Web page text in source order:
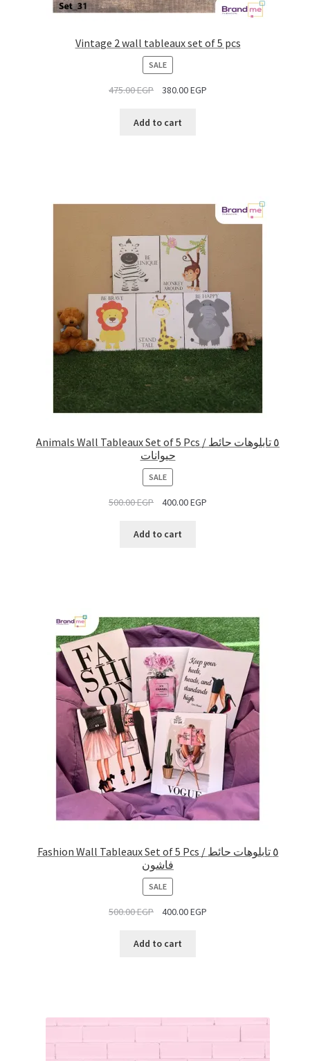
Vintage 2 wall tableaux set of 5 pcs
SALEPRODUCT
ON
SALE
475.00EGP 380.00EGP
Add to cart
Animals Wall Tableaux Set of 5 Pcs / ٥ تابلوهات حائط
حيوانات
SALEPRODUCT
ON
SALE
500.00EGP 400.00EGP
Add to cart
Fashion Wall Tableaux Set of 5 Pcs / ٥ تابلوهات حائط
فاشون
SALEPRODUCT
ON
SALE
500.00EGP 400.00EGP
Add to cart